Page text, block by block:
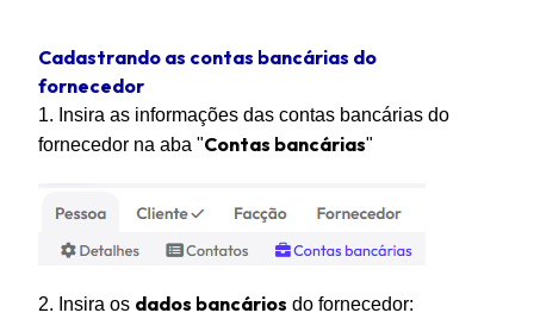
Cadastrando as contas bancárias do
fornecedor
1. Insira as informações das contas bancárias do
fornecedor na aba "Contas bancárias"
2. Insira os dados bancários do fornecedor: